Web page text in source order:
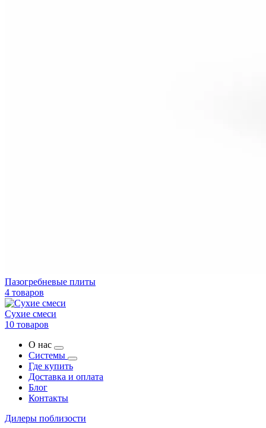
Пазогребневые плиты
4 товаров
Сухие смеси
10 товаров
О нас
Системы
Где купить
Доставка и оплата
Блог
Контакты
Дилеры поблизости